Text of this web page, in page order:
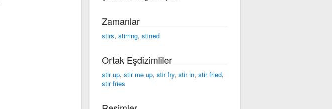
Zamanlar
stirs, stirring, stirred
Ortak Eşdizimliler
stir up, stir me up, stir fry, stir in, stir fried,
stir fries